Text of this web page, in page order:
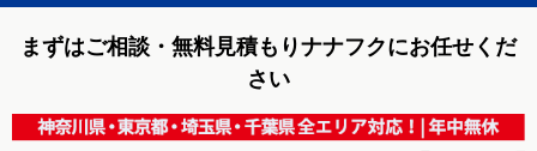
まずはご相談・無料見積もりナナフクにお任せくだ
さい